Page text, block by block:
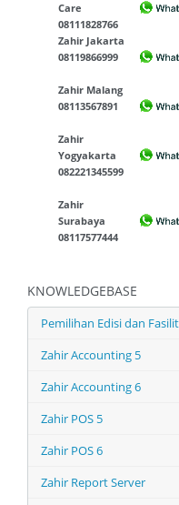
Care
08111828766
Zahir Jakarta
08119866999
Zahir Malang
08113567891
Zahir
Yogyakarta
082221345599
Zahir
Surabaya
08117577444
KNOWLEDGEBASE
Pemilihan Edisi dan
Zahir Accounting 5
Zahir Accounting 6
Zahir POS 5
Zahir POS 6
Zahir Report Server